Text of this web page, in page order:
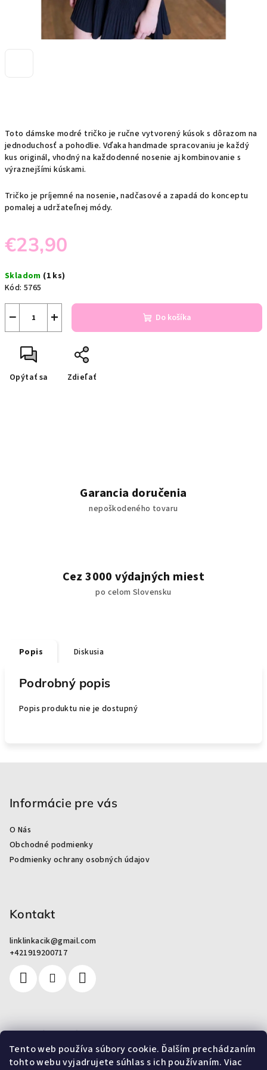
Tento web používa súbory cookie. Ďalším prechádzaním
tohto webu vyjadrujete súhlas s ich používaním. Viac
Toto dámske modré tričko je ručne vytvorený kúsok s dôrazom na
jednoduchosť a pohodlie. Vďaka handmade spracovaniu je každý
kus originál, vhodný na každodenné nosenie aj kombinovanie s
výraznejšími kúskami.
Tričko je príjemné na nosenie, nadčasové a zapadá do konceptu
pomalej a udržateľnej módy.
€23,90
cena:
Skladom (1 ks)
Kód: 5765
+
− Do košíka
Opýtať sa Zdieľať
Garancia doručenia
nepoškodeného tovaru
Cez 3000 výdajných miest
po celom Slovensku
Popis Diskusia
Podrobný popis
Popis produktu nie je dostupný
Informácie pre vás
O Nás
Obchodné podmienky
Podmienky ochrany osobných údajov
Kontakt
linklinkacik@gmail.com
+421919200717
Pre zákazníkov